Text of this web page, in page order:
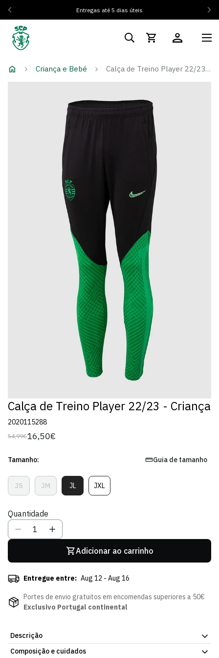
Entregas até 5 dias úteis
Criança e Bebé Calça de Treino Player 22/23 - Criança
Calça de Treino Player 22/23 - Criança
2020115288
Preço
54,99€
Preço
venda
16,50€
Tamanho: Guia de tamanho
JSVariante
Esgotada
Indisponível
JMVariante
Esgotada
Indisponível
JLVariante
Esgotada
JXLVariante
Esgotada
Quantidade
Adicionar ao carrinho
Entregue entre: Aug 12 - Aug 16
Portes de envio gratuitos em encomendas superiores a 50€
Exclusivo Portugal continental
Descrição
Para o teu pequeno atleta dar tudo nos treinos com o conforto
Composição e cuidados